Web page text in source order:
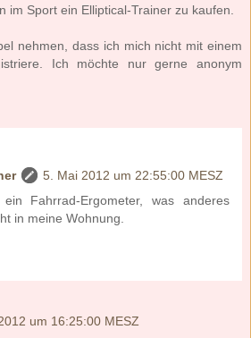
im Sport ein Elliptical-Trainer zu kaufen.
nehmen, dass ich mich nicht mit einem
Ich möchte nur gerne anonym
5. Mai 2012 um 22:55:00 MESZ
Fahrrad-Ergometer, was anderes
in meine Wohnung.
um 16:25:00 MESZ